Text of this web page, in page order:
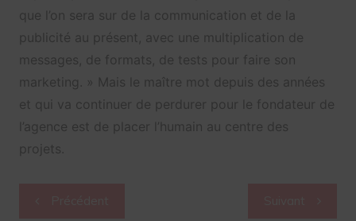
que l’on sera sur de la communication et de la
publicité au présent, avec une multiplication de
messages, de formats, de tests pour faire son
marketing. » Mais le maître mot depuis des années
et qui va continuer de perdurer pour le fondateur de
l’agence est de placer l’humain au centre des
projets.